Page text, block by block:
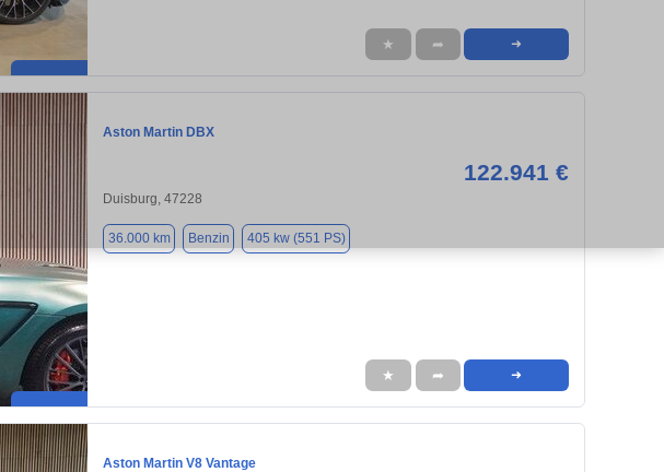
★ ➦ ➜
Aston Martin DBX
122.941 €
Duisburg, 47228
36.000 km Benzin 405 kw (551 PS)
★ ➦ ➜
Aston Martin V8 Vantage